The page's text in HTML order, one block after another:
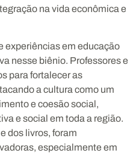
na vida econômica e
experiências em educação
nesse biênio. Professores e
para fortalecer as
a cultura como um
e coesão social,
e social em toda a região.
dos livros, foram
especialmente em